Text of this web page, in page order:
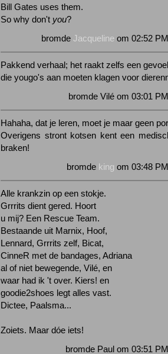
Bill Gates uses them.
So why don't you?
bromde Jacqueline om 02:52
Pakkend verhaal; het raakt zelfs een
die yougo's aan moeten klagen voor
bromde Vilé om 03:01
Hahaha, dat je leren, moet je maar geen
Overigens stront kotsen kent een
braken!
bromde king om 03:48
Alle krankzin op een stokje.
Grrrits dient gered. Hoort
u mij? Een Rescue Team.
Bestaande uit Marnix, Hoof,
Lennard, Grrrits zelf, Bicat,
CinneR met de bandages, Adriana
al of niet bewegende, Vilé, en
waar had ik 't over. Kiers! en
goodie2shoes legt alles vast.
Dictee, Paalsma...
Zoiets. Maar dóe iets!
bromde Paul om 03:51